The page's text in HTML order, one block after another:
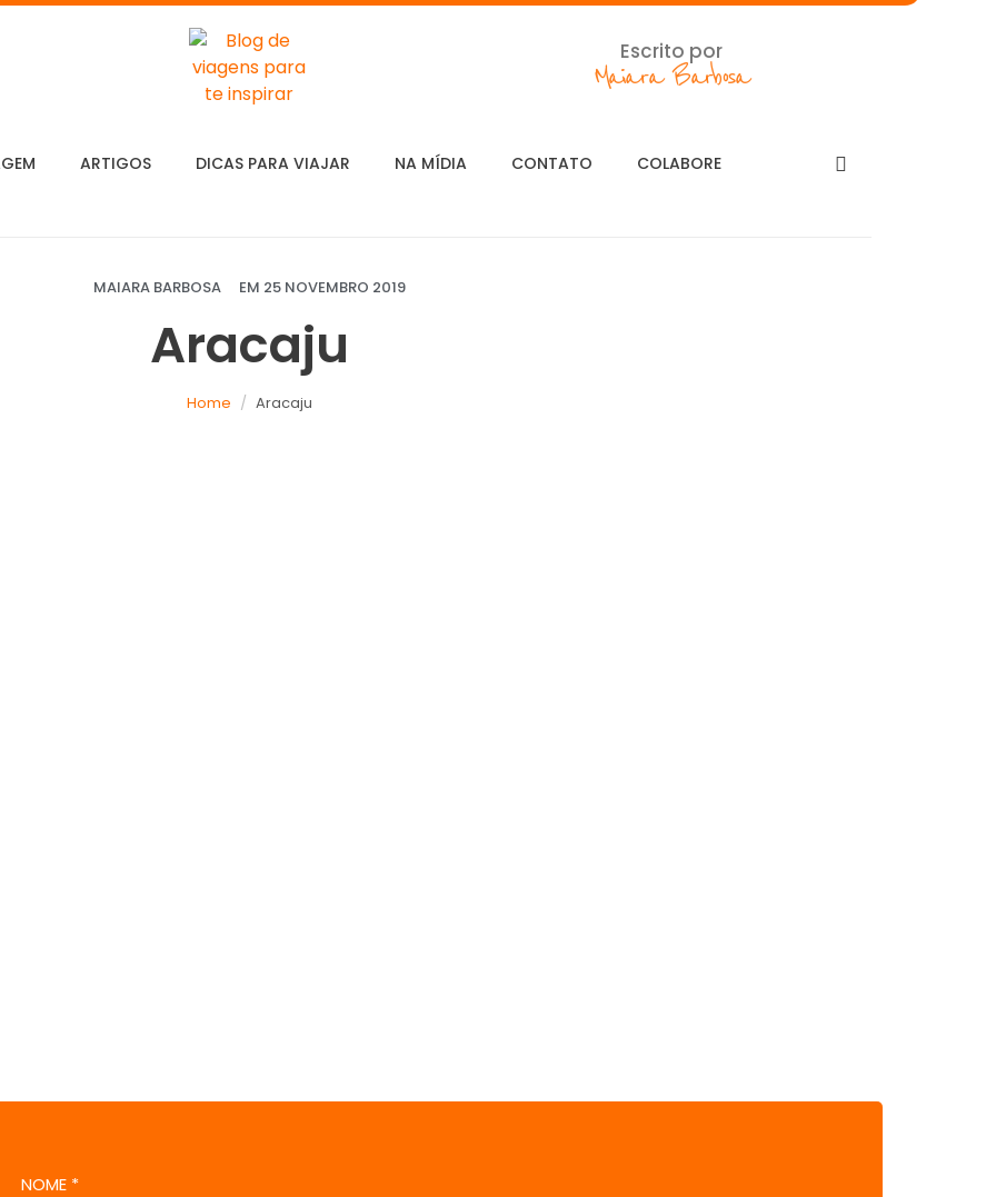
Escrito por
Maiara Barbosa
ARTIGOS DICAS PARA VIAJAR NA MÍDIA CONTATO COLABORE
MAIARA BARBOSA EM 25 NOVEMBRO 2019
Aracaju
Home Aracaju
NOME *